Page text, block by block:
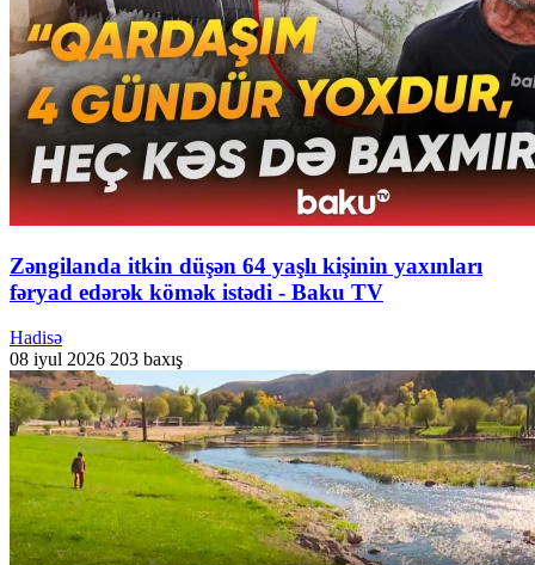
Zəngilanda itkin düşən 64 yaşlı kişinin yaxınları
fəryad edərək kömək istədi - Baku TV
Hadisə
08 iyul 2026 203 baxış